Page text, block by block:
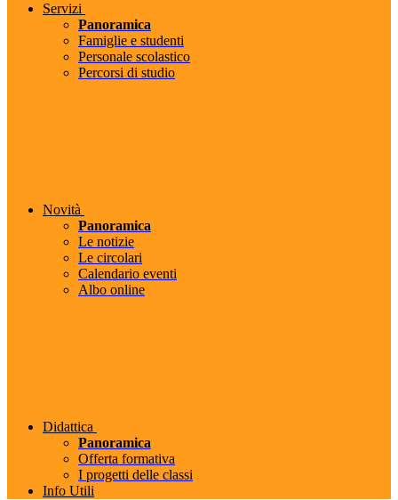
Servizi
Panoramica
Famiglie e studenti
Personale scolastico
Percorsi di studio
Novità
Panoramica
Le notizie
Le circolari
Calendario eventi
Albo online
Didattica
Panoramica
Offerta formativa
I progetti delle classi
Info Utili